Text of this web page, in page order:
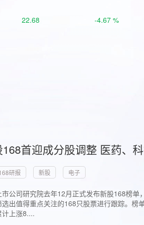
22.68 -4.67 %
168首迎成分股调整 医药、
研报 新股 电子
市公司研究院去年12月正式发布新股168榜
选出值得重点关注的168只股票进行跟踪。榜
上涨8....